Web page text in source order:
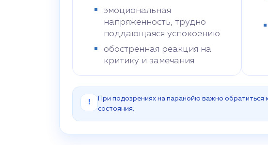
эмоциональная
напряжённость, трудно
поддающаяся успокоению
обострённая реакция на
критику и замечания
!
При подозрениях на паранойю важно обратиться
состояния.